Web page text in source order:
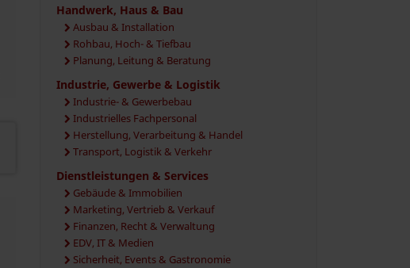
Handwerk, Haus & Bau
Ausbau & Installation
Rohbau, Hoch- & Tiefbau
Planung, Leitung & Beratung
Industrie, Gewerbe & Logistik
Industrie- & Gewerbebau
Industrielles Fachpersonal
Herstellung, Verarbeitung & Handel
Transport, Logistik & Verkehr
Dienstleistungen & Services
Gebäude & Immobilien
Marketing, Vertrieb & Verkauf
Finanzen, Recht & Verwaltung
EDV, IT & Medien
Sicherheit, Events & Gastronomie